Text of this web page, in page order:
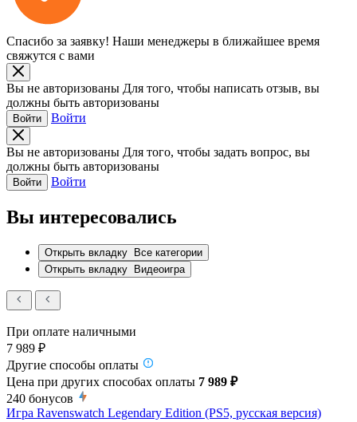
Спасибо за заявку! Наши менеджеры в ближайшее время
свяжутся с вами
Вы не авторизованы Для того, чтобы написать отзыв, вы
должны быть авторизованы
Войти Войти
Вы не авторизованы Для того, чтобы задать вопрос, вы
должны быть авторизованы
Войти Войти
Вы интересовались
Открыть вкладку
Все категории
Открыть вкладку
Видеоигра
При оплате наличными
7 989 ₽
Другие способы оплаты
Цена при других способах оплаты 7 989 ₽
240 бонусов
Игра Ravenswatch Legendary Edition (PS5, русская версия)